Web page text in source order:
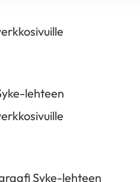
lehteen
Syke-lehteen